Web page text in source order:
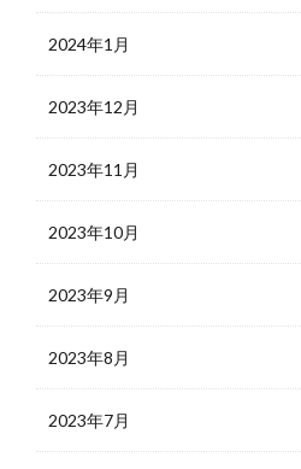
2024年1月
2023年12月
2023年11月
2023年10月
2023年9月
2023年8月
2023年7月